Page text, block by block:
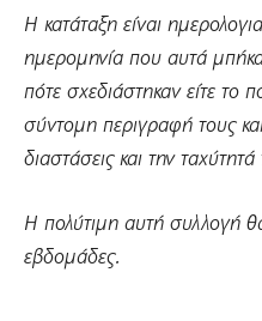
Η κατάταξη είναι
ημερομηνία που αυτά
πότε σχεδιάστηκαν είτε το
σύντομη περιγραφή τους και
διαστάσεις και την ταχύτητά
Η πολύτιμη αυτή συλλογή
εβδομάδες.